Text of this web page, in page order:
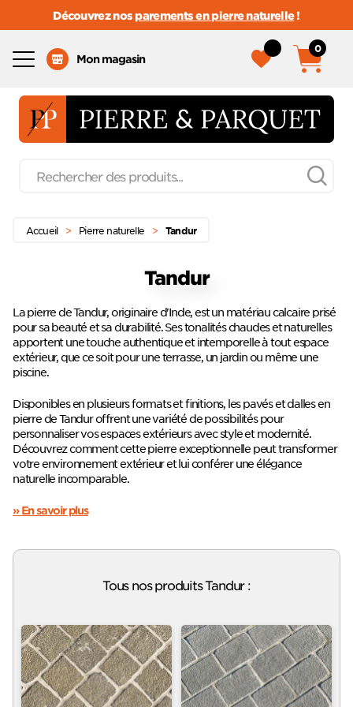
Découvrez nosparements en pierre naturelle!
Mon magasin
0
contenu
Menu
Accueil > Pierre naturelle > Tandur
Tandur
La pierre de Tandur, originaire d'Inde, est un matériau calcaire prisé
pour sa beauté et sa durabilité. Ses tonalités chaudes et naturelles
apportent une touche authentique et intemporelle à tout espace
extérieur, que ce soit pour une terrasse, un jardin ou même une
piscine.
Disponibles en plusieurs formats et finitions, les pavés et dalles en
pierre de Tandur offrent une variété de possibilités pour
personnaliser vos espaces extérieurs avec style et modernité.
Découvrez comment cette pierre exceptionnelle peut transformer
votre environnement extérieur et lui conférer une élégance
naturelle incomparable.
» En savoir plus
Tous nos produits Tandur :